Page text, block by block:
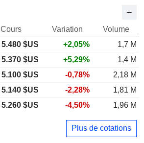
Cours Variation
Volume
5.480 $US +2,05%
1,7 M
5.370 $US +5,29%
1,4 M
5.100 $US -0,78%
2,18 M
5.140 $US -2,28%
1,81 M
5.260 $US -4,50% 1,96 M
Plus de cotations